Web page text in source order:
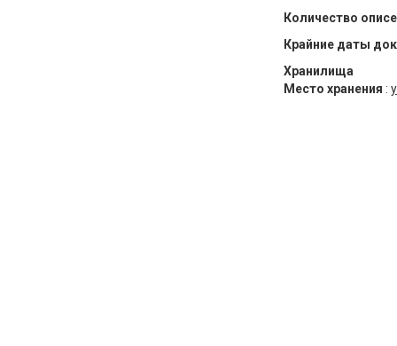
Количество
Крайние даты
Хранилища
Место хранения :